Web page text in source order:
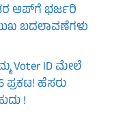
ಆಪ್‌ಗೆ ಭರ್ಜರಿ
ಬದಲಾವಣೆಗಳು
Voter ID ಮೇಲೆ
ಪ್ರಕಟ! ಹೆಸರು
!